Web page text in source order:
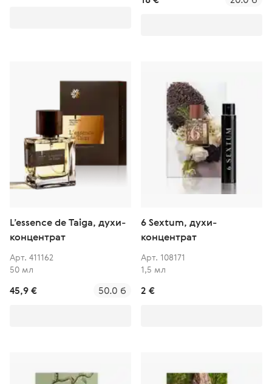
L’essence de Taiga, духи-
концентрат
Арт. 411162
50 мл
45,9 € 50.0 б
6 Sextum, духи-
концентрат
Арт. 108171
1,5 мл
2 €